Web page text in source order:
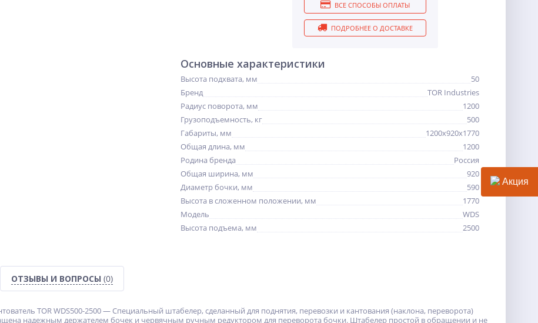
ВСЕ СПОСОБЫ ОПЛАТЫ
ПОДРОБНЕЕ О ДОСТАВКЕ
Основные характеристики
Высота подхвата, мм
50
Бренд
TOR Industries
Радиус поворота, мм
1200
Грузоподъемность, кг
500
Габариты, мм
1200х920х1770
Общая длина, мм
1200
Родина бренда
Россия
Общая ширина, мм
920
Диаметр бочки, мм
590
Высота в сложенном положении, мм
1770
Модель
WDS
Высота подъема, мм
2500
ОТЗЫВЫ И ВОПРОСЫ (0)
TOR WDS500-2500 — Специальный штабелер, сделанный для поднятия, перевозки и кантования (наклона, переворота)
надежным держателем бочек и червячным ручным редуктором для переворота бочки. Штабелер простой в обращении и не
Акция